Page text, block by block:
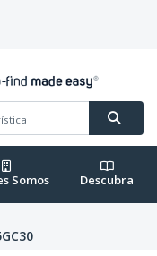
Somos Descubra